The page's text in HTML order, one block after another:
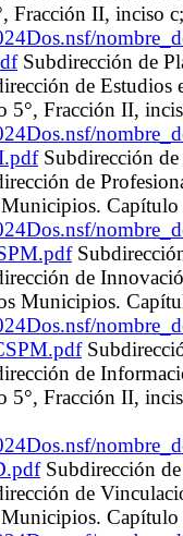
Fracción II,
Subdirección de
de Estudios
5°, Fracción II,
Subdirección
de
de
Municipios.
de
5°, Fracción II,
Subdirección
de
Municipios.